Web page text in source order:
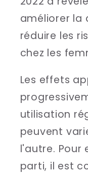
améliorer la
réduire les
chez les
Les effets
utilisation
peuvent
l'autre. Pour
parti, il est